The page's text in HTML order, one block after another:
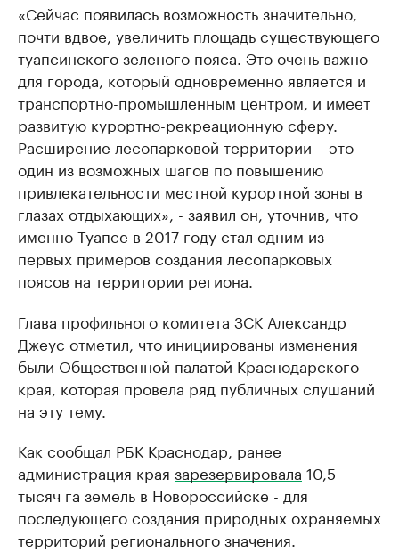
«Сейчас появилась возможность значительно,
почти вдвое, увеличить площадь существующего
туапсинского зеленого пояса. Это очень важно
для города, который одновременно является и
транспортно-промышленным центром, и имеет
развитую курортно-рекреационную сферу.
Расширение лесопарковой территории – это
один из возможных шагов по повышению
привлекательности местной курортной зоны в
глазах отдыхающих», - заявил он, уточнив, что
именно Туапсе в 2017 году стал одним из
первых примеров создания лесопарковых
поясов на территории региона.
Глава профильного комитета ЗСК Александр
Джеус отметил, что инициированы изменения
были Общественной палатой Краснодарского
края, которая провела ряд публичных слушаний
на эту тему.
Как сообщал РБК Краснодар, ранее
администрация края зарезервировала 10,5
тысяч га земель в Новороссийске - для
последующего создания природных охраняемых
территорий регионального значения.